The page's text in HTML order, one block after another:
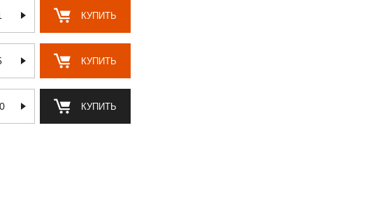
КУПИТЬ
КУПИТЬ
КУПИТЬ